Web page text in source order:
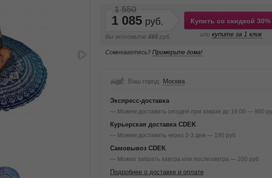
1 085
1 550
Вы экономите 465 руб.
Купить со скидкой 30%
или купите за 1 клик
Сомневаетесь? Примерьте дома!
Ваш город: Москва
Экспресс-доставка
— Можем доставить сегодня при заказе до 16:00 — 900
Курьерская доставка CDEK
— Можем доставить через 2-3 дня — 195 руб
Самовывоз CDEK
— Можно забрать завтра или послезавтра — 200 руб
Подробнее о доставке и оплате